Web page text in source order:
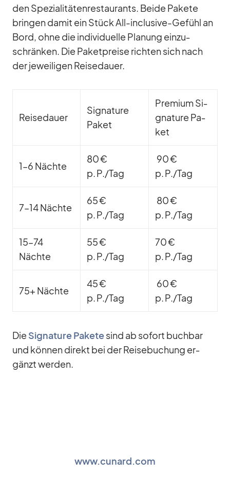
den Spe­zia­li­tä­ten­re­stau­rants. Beide Pa­kete
brin­gen da­mit ein Stück All-in­clu­sive-Ge­fühl an
Bord, ohne die in­di­vi­du­elle Pla­nung ein­zu­
schrän­ken. Die Pa­ket­preise rich­ten sich nach
der je­wei­li­gen Rei­se­dauer.
Rei­se­dauer
Si­gna­ture
Pa­ket
Pre­mium Si­
gna­ture Pa­
ket
1–6 Nächte
80 €
p. P./Tag
90 €
p. P./Tag
7–14 Nächte
65 €
p. P./Tag
80 €
p. P./Tag
15–74
Nächte
55 €
p. P./Tag
70 €
p. P./Tag
75+ Nächte
45 €
p. P./Tag
60 €
p. P./Tag
Die Si­gna­ture Pa­ketesind ab so­fort buch­bar
und kön­nen di­rekt bei der Rei­se­bu­chung er­
gänzt wer­den.
www.cunard.com